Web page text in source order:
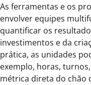
As ferramentas e os
envolver equipes
quantificar os
investimentos e da
prática, as unidades
exemplo, horas,
métrica direta do chão